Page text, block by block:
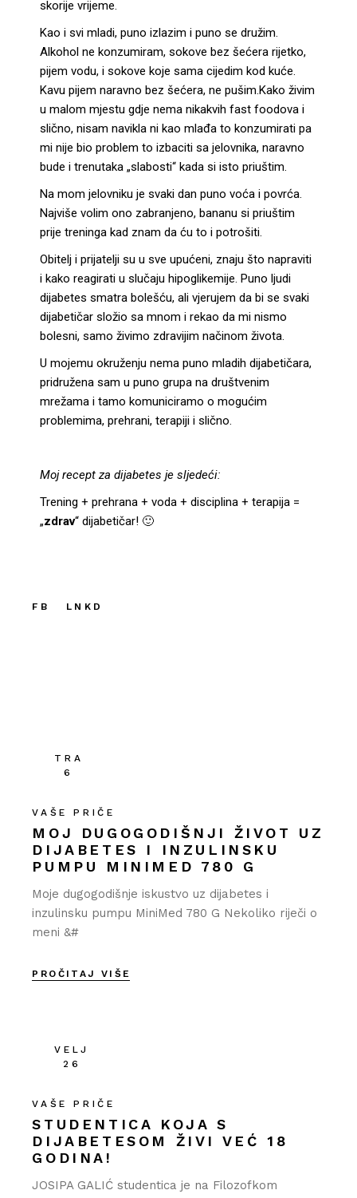
skorije vrijeme.
Kao i svi mladi, puno izlazim i puno se družim.
Alkohol ne konzumiram, sokove bez šećera rijetko,
pijem vodu, i sokove koje sama cijedim kod kuće.
Kavu pijem naravno bez šećera, ne pušim.Kako živim
u malom mjestu gdje nema nikakvih fast foodova i
slično, nisam navikla ni kao mlađa to konzumirati pa
mi nije bio problem to izbaciti sa jelovnika, naravno
bude i trenutaka „slabosti“ kada si isto priuštim.
Na mom jelovniku je svaki dan puno voća i povrća.
Najviše volim ono zabranjeno, bananu si priuštim
prije treninga kad znam da ću to i potrošiti.
Obitelj i prijatelji su u sve upućeni, znaju što napraviti
i kako reagirati u slučaju hipoglikemije. Puno ljudi
dijabetes smatra bolešću, ali vjerujem da bi se svaki
dijabetičar složio sa mnom i rekao da mi nismo
bolesni, samo živimo zdravijim načinom života.
U mojemu okruženju nema puno mladih dijabetičara,
pridružena sam u puno grupa na društvenim
mrežama i tamo komuniciramo o mogućim
problemima, prehrani, terapiji i slično.
Moj recept za dijabetes je sljedeći:
Trening + prehrana + voda + disciplina + terapija =
„zdrav“ dijabetičar! 🙂
FB LNKD
TRA
6
VAŠE PRIČE
MOJ DUGOGODIŠNJI ŽIVOT UZ
DIJABETES I INZULINSKU
PUMPU MINIMED 780 G
Moje dugogodišnje iskustvo uz dijabetes i
inzulinsku pumpu MiniMed 780 G Nekoliko riječi o
meni &#
PROČITAJ VIŠE
VELJ
26
VAŠE PRIČE
STUDENTICA KOJA S
DIJABETESOM ŽIVI VEĆ 18
GODINA!
JOSIPA GALIĆ studentica je na Filozofkom